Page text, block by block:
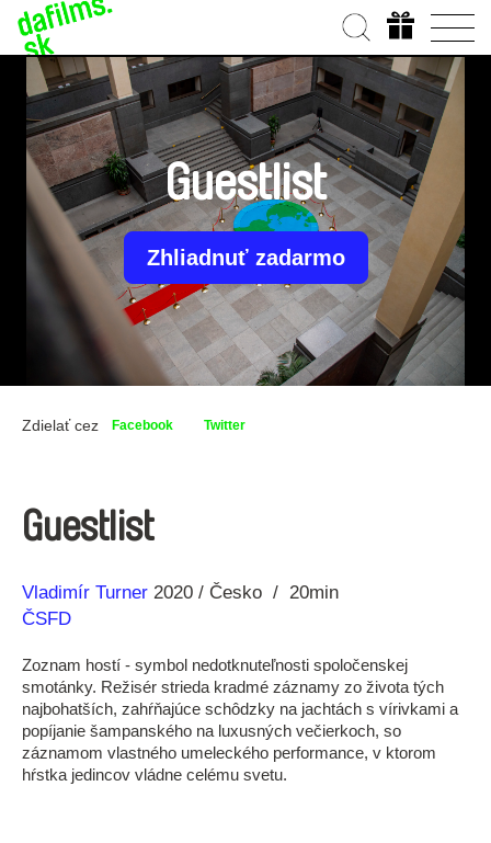
Guestlist
Zhliadnuť zadarmo
Zdielať cez Facebook Twitter
Guestlist
Réžia
Vladimír Turner
Rok
výroby
2020 Česko
20min
ČSFD
Zoznam hostí - symbol nedotknuteľnosti spoločenskej
smotánky. Režisér strieda kradmé záznamy zo života tých
najbohatších, zahŕňajúce schôdzky na jachtách s vírivkami a
popíjanie šampanského na luxusných večierkoch, so
záznamom vlastného umeleckého performance, v ktorom
hŕstka jedincov vládne celému svetu.